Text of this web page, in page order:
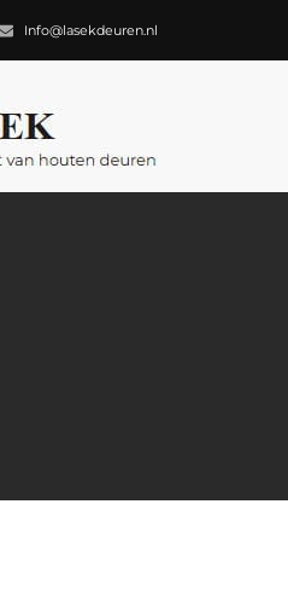
Info@lasekdeuren.nl